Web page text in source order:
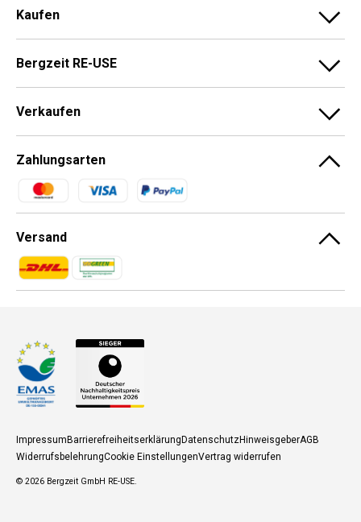
Kaufen
Bergzeit RE-USE
Verkaufen
Zahlungsarten
Zahlungsmethoden
Versand
Zahlungsmethoden
Zahlungsmethoden
ImpressumBarrierefreiheitserklärungDatenschutzHinweisgeberAGB
WiderrufsbelehrungCookie EinstellungenVertrag widerrufen
© 2026 Bergzeit GmbH RE-USE.